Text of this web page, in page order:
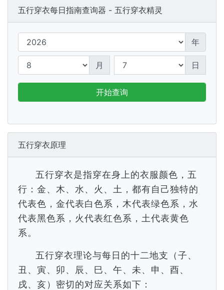
五行穿衣每日指南查询器 - 五行穿衣精灵
年
月 日
开始查询
五行穿衣原理
五行穿衣是指穿在身上的衣服颜色，五
行：金、木、水、火、土，都有自己独特的
代表色，金代表白色系，木代表绿色系，水
代表黑色系，火代表红色系，土代表黄色
系。
五行穿衣理论与每日的十二地支（子、
丑、寅、卯、辰、巳、午、未、申、酉、
戌、亥）密切的对应关系如下：